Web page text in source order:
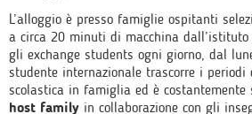
L’alloggio è presso famiglie ospitanti
a circa 20 minuti di macchina dall’istituto
gli exchange students ogni giorno, dal
studente internazionale trascorre i periodi
scolastica in famiglia ed è
host family in collaborazione con gli